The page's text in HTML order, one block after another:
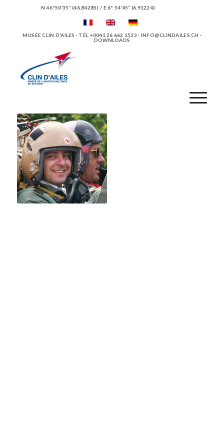
N 46°50’35“ (46.84285) / E 6° 54’45“ (6.91224)
MUSÉE CLIN D'AILES · TÉL +0041 26 662 1533 · INFO@CLINDAILES.CH ·
DOWNLOADS